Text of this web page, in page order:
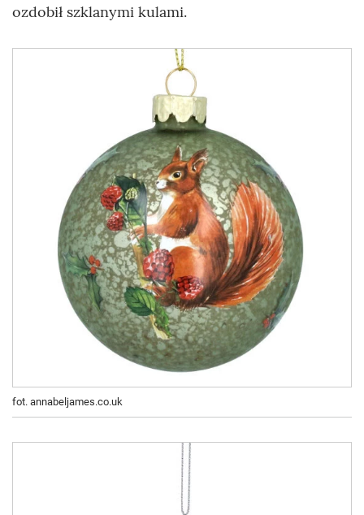
ozdobił szklanymi kulami.
fot. annabeljames.co.uk